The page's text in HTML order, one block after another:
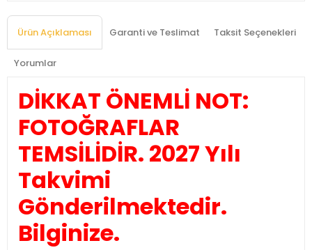
Ürün Açıklaması Garanti ve Teslimat Taksit Seçenekleri
Yorumlar
DİKKAT ÖNEMLİ NOT:
FOTOĞRAFLAR
TEMSİLİDİR. 2027 Yılı
Takvimi
Gönderilmektedir.
Bilginize.